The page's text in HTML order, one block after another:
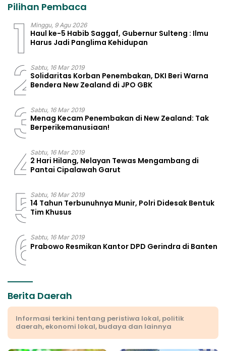
Pilihan Pembaca
1 Minggu, 9 Agu 2026
Haul ke-5 Habib Saggaf, Gubernur Sulteng : Ilmu
Harus Jadi Panglima Kehidupan
2Sabtu, 16 Mar 2019
Solidaritas Korban Penembakan, DKI Beri Warna
Bendera New Zealand di JPO GBK
3Sabtu, 16 Mar 2019
Menag Kecam Penembakan di New Zealand: Tak
Berperikemanusiaan!
4Sabtu, 16 Mar 2019
2 Hari Hilang, Nelayan Tewas Mengambang di
Pantai Cipalawah Garut
5Sabtu, 16 Mar 2019
14 Tahun Terbunuhnya Munir, Polri Didesak Bentuk
Tim Khusus
6Sabtu, 16 Mar 2019
Prabowo Resmikan Kantor DPD Gerindra di Banten
Berita Daerah
Informasi terkini tentang peristiwa lokal, politik
daerah, ekonomi lokal, budaya dan lainnya